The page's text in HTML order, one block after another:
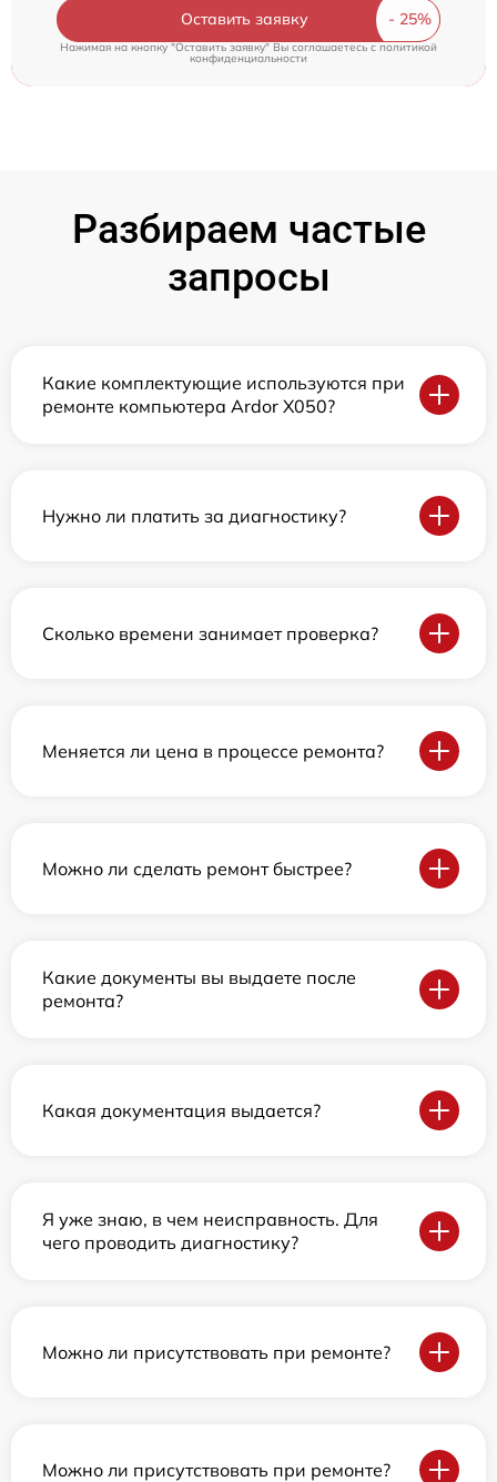
Оставить заявку
Нажимая на кнопку "Оставить заявку" Вы соглашаетесь cполитикой
конфиденциальности
Разбираем частые
запросы
Какие комплектующие используются при
ремонте компьютера Ardor X050?
Нужно ли платить за диагностику?
Сколько времени занимает проверка?
Меняется ли цена в процессе ремонта?
Можно ли сделать ремонт быстрее?
Какие документы вы выдаете после
ремонта?
Какая документация выдается?
Я уже знаю, в чем неисправность. Для
чего проводить диагностику?
Можно ли присутствовать при ремонте?
Можно ли присутствовать при ремонте?